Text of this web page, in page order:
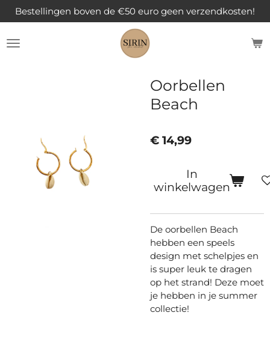
Ga
direct
naar
Bestellingen boven de €50 euro geen verzendkosten!
Oorbellen
Beach
€ 14,99
In
winkelwagen
De oorbellen Beach
hebben een speels
design met schelpjes en
is super leuk te dragen
op het strand! Deze moet
je hebben in je summer
collectie!